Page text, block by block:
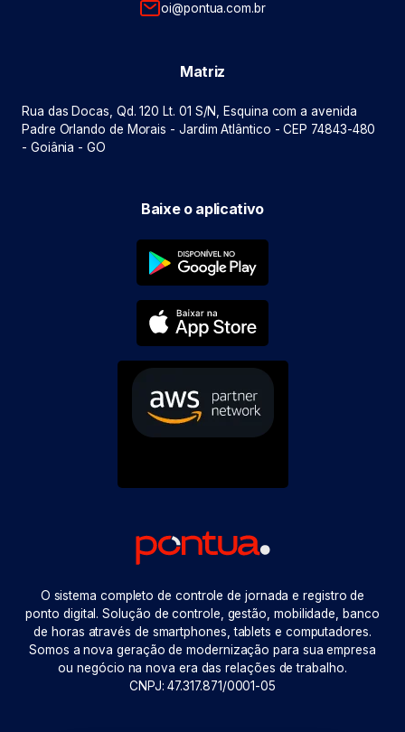
oi@pontua.com.br
Matriz
Rua das Docas, Qd. 120 Lt. 01 S/N, Esquina com a avenida
Padre Orlando de Morais - Jardim Atlântico - CEP 74843-480
- Goiânia - GO
Baixe o aplicativo
O sistema completo de controle de jornada e registro de
ponto digital. Solução de controle, gestão, mobilidade, banco
de horas através de smartphones, tablets e computadores.
Somos a nova geração de modernização para sua empresa
ou negócio na nova era das relações de trabalho.
CNPJ: 47.317.871/0001-05